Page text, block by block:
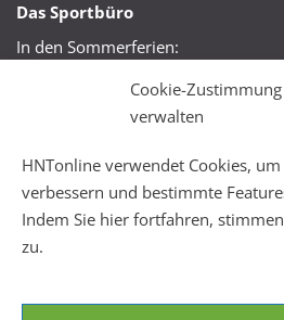
Cookie-Zustimmung
verwalten
HNTonline verwendet Cookies,
verbessern und bestimmte
Indem Sie hier fortfahren,
zu.
Das Sportbüro
In den Sommerferien:
Mo + Mi 16:00 – 18:00 Uhr
Mo – Fr 08:00 – 22:00 Uhr
Sa + So 10:00 – 18:00 Uhr